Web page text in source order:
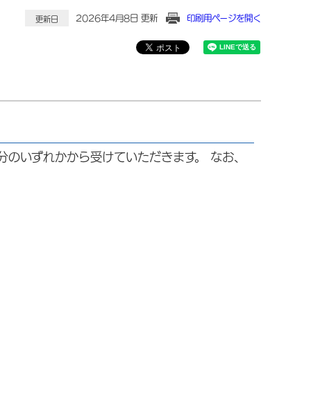
更新日 2026年4月8日 更新 印刷用ページを開く
いずれかから受けていただきます。 なお、